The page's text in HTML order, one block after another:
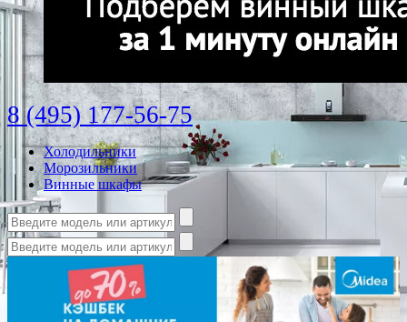
8 (495) 177-56-75
Холодильники
Морозильники
Винные шкафы